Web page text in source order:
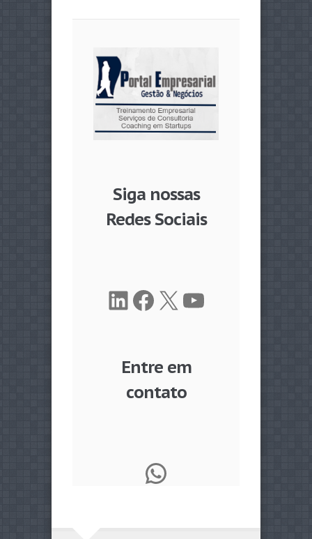
Siga nossas
Redes Sociais
LinkedIn
Facebook
X Youtube
Entre em
contato
WhatsApp